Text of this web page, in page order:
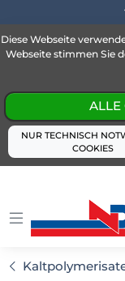
Diese Webseite
Webseite stimmen Sie
ALLE
NUR TECHNISCH
COOKIES